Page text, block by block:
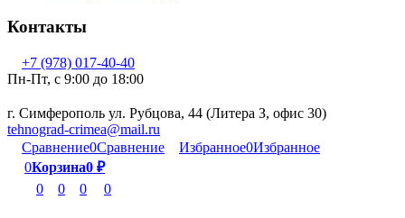
Контакты
+7 (978) 017-40-40
Пн-Пт, c 9:00 до 18:00
г. Симферополь ул. Рубцова, 44 (Литера З, офис 30)
tehnograd-crimea@mail.ru
Сравнение0Сравнение Избранное0Избранное
0Корзина0 ₽
0
0 0 0